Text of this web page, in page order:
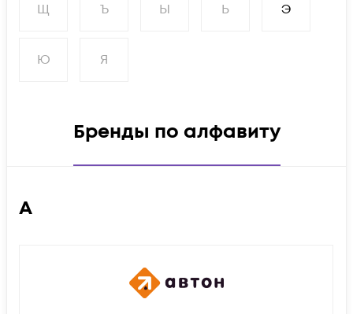
Щ Ъ Ы Ь Э
Ю Я
Бренды по алфавиту
А